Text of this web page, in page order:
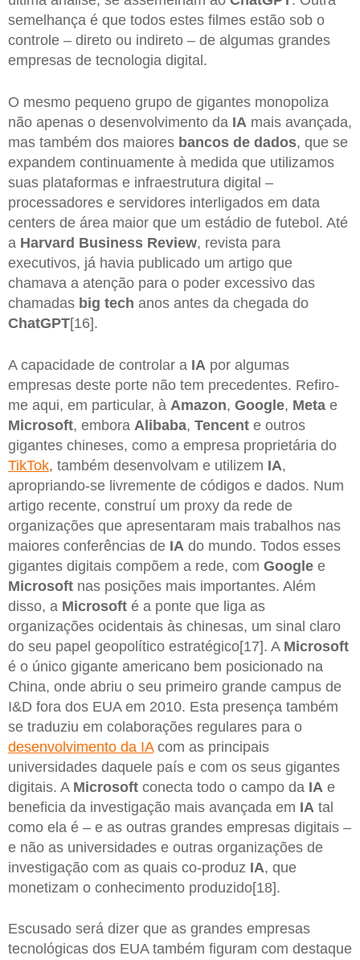
semelhança é que todos estes filmes estão sob o
controle – direto ou indireto – de algumas grandes
empresas de tecnologia digital.
O mesmo pequeno grupo de gigantes monopoliza
não apenas o desenvolvimento da IA mais avançada,
mas também dos maiores bancos de dados, que se
expandem continuamente à medida que utilizamos
suas plataformas e infraestrutura digital –
processadores e servidores interligados em data
centers de área maior que um estádio de futebol. Até
a Harvard Business Review, revista para
executivos, já havia publicado um artigo que
chamava a atenção para o poder excessivo das
chamadas big tech anos antes da chegada do
ChatGPT[16].
A capacidade de controlar a IA por algumas
empresas deste porte não tem precedentes. Refiro-
me aqui, em particular, à Amazon, Google, Meta e
Microsoft, embora Alibaba, Tencent e outros
gigantes chineses, como a empresa proprietária do
TikTok, também desenvolvam e utilizem IA,
apropriando-se livremente de códigos e dados. Num
artigo recente, construí um proxy da rede de
organizações que apresentaram mais trabalhos nas
maiores conferências de IA do mundo. Todos esses
gigantes digitais compõem a rede, com Google e
Microsoft nas posições mais importantes. Além
disso, a Microsoft é a ponte que liga as
organizações ocidentais às chinesas, um sinal claro
do seu papel geopolítico estratégico[17]. A Microsoft
é o único gigante americano bem posicionado na
China, onde abriu o seu primeiro grande campus de
I&D fora dos EUA em 2010. Esta presença também
se traduziu em colaborações regulares para o
desenvolvimento da IAcom as principais
universidades daquele país e com os seus gigantes
digitais. A Microsoft conecta todo o campo da IA e
beneficia da investigação mais avançada em IA tal
como ela é – e as outras grandes empresas digitais –
e não as universidades e outras organizações de
investigação com as quais co-produz IA, que
monetizam o conhecimento produzido[18].
Escusado será dizer que as grandes empresas
tecnológicas dos EUA também figuram com destaque